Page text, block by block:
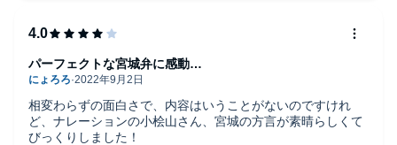
相変わらずの面白さで、内容はいうことがないのですけれ
ど、ナレーションの小桧山さん、宮城の方言が素晴らしくて
びっくりしました！
パーフェクトな宮城弁に感動…